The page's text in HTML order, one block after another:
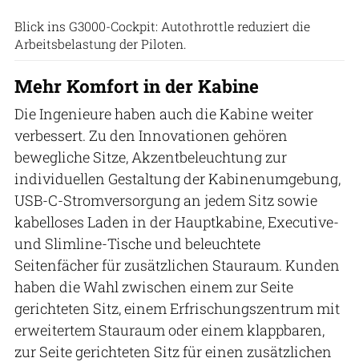
Blick ins G3000-Cockpit: Autothrottle reduziert die
Arbeitsbelastung der Piloten.
Mehr Komfort in der Kabine
Die Ingenieure haben auch die Kabine weiter
verbessert. Zu den Innovationen gehören
bewegliche Sitze, Akzentbeleuchtung zur
individuellen Gestaltung der Kabinenumgebung,
USB-C-Stromversorgung an jedem Sitz sowie
kabelloses Laden in der Hauptkabine, Executive-
und Slimline-Tische und beleuchtete
Seitenfächer für zusätzlichen Stauraum. Kunden
haben die Wahl zwischen einem zur Seite
gerichteten Sitz, einem Erfrischungszentrum mit
erweitertem Stauraum oder einem klappbaren,
zur Seite gerichteten Sitz für einen zusätzlichen